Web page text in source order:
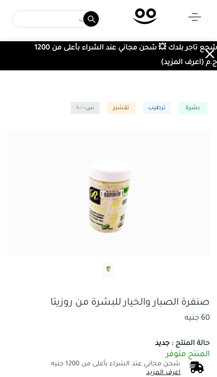
شجع تاجر بلدك 💥 شحن مجاني عند الشراء بأعلى من 1200
ج.م (اعرف المزيد)
بشرة ترطيب تقشير س:٠-١٠٠
صنفرة الصبار والخيار للبشرة من روزيتا
60 جنيه
حالة المنتج : جديد
المنتج متوفر
شحن مجاني عند الشراء بأعلى من 1200 جنيه
اعرف المزيد